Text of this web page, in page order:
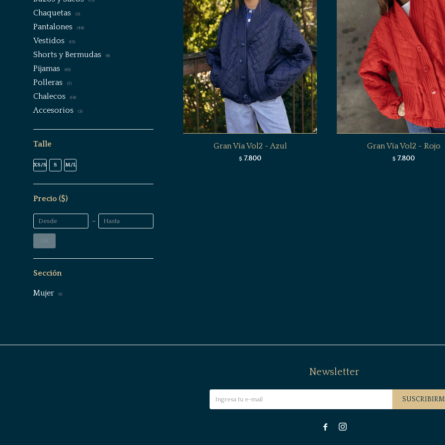
Gran Vía Vol2 - Azul
$ 7.800
Gran Vía Vol2 - Rojo
$ 7.800
Chaquetas (3)
Pantalones (44)
Vestidos (13)
Shorts y Bermudas (9)
Pijamas (10)
Polleras (7)
Chalecos (14)
Accesorios (3)
Talle
XS/S S M/L
Precio ($)
OK
Sección
Mujer (1)
Newsletter
 